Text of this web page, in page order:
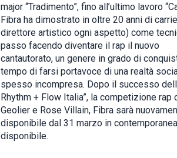
major “Tradimento”, fino all’ultimo lavoro
Fibra ha dimostrato in oltre 20 anni di
direttore artistico ogni aspetto) come
passo facendo diventare il rap il nuovo
cantautorato, un genere in grado di
tempo di farsi portavoce di una realtà
spesso incompresa. Dopo il successo
Rhythm + Flow Italia”, la competizione
Geolier e Rose Villain, Fibra sarà
disponibile dal 31 marzo in
disponibile.